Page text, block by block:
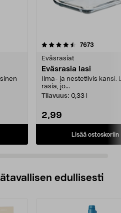
7673
Eväsrasiat
Eväsrasia lasi
Ilma- ja nestetiivis kansi.
rasia, jo...
Tilavuus: 0,33 l
2,99
Lisää ostoskoriin
5.0 viidestä
edullisesti